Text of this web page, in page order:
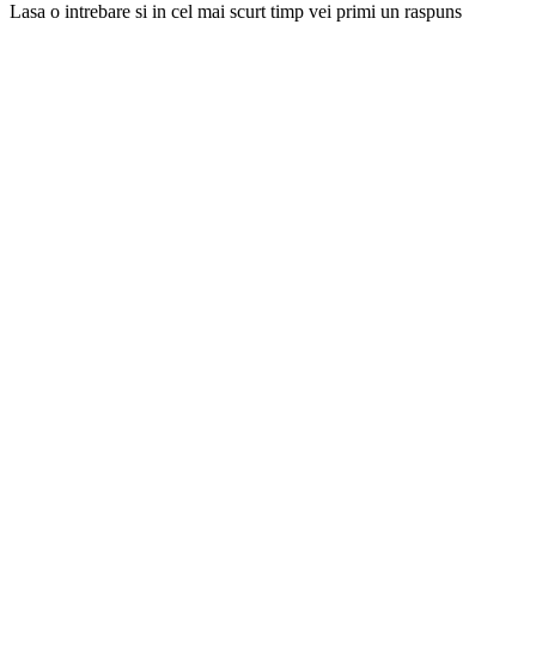
Lasa o intrebare si in cel mai scurt timp vei primi un raspuns